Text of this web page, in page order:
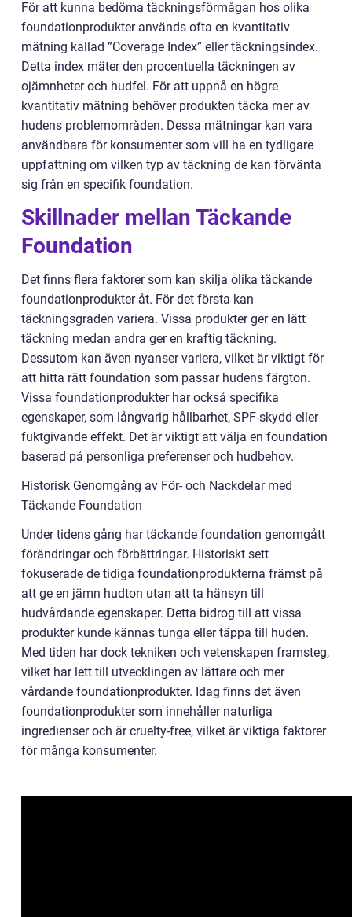
För att kunna bedöma täckningsförmågan hos olika
foundationprodukter används ofta en kvantitativ
mätning kallad ”Coverage Index” eller täckningsindex.
Detta index mäter den procentuella täckningen av
ojämnheter och hudfel. För att uppnå en högre
kvantitativ mätning behöver produkten täcka mer av
hudens problemområden. Dessa mätningar kan vara
användbara för konsumenter som vill ha en tydligare
uppfattning om vilken typ av täckning de kan förvänta
sig från en specifik foundation.
Skillnader mellan Täckande
Foundation
Det finns flera faktorer som kan skilja olika täckande
foundationprodukter åt. För det första kan
täckningsgraden variera. Vissa produkter ger en lätt
täckning medan andra ger en kraftig täckning.
Dessutom kan även nyanser variera, vilket är viktigt för
att hitta rätt foundation som passar hudens färgton.
Vissa foundationprodukter har också specifika
egenskaper, som långvarig hållbarhet, SPF-skydd eller
fuktgivande effekt. Det är viktigt att välja en foundation
baserad på personliga preferenser och hudbehov.
Historisk Genomgång av För- och Nackdelar med
Täckande Foundation
Under tidens gång har täckande foundation genomgått
förändringar och förbättringar. Historiskt sett
fokuserade de tidiga foundationprodukterna främst på
att ge en jämn hudton utan att ta hänsyn till
hudvårdande egenskaper. Detta bidrog till att vissa
produkter kunde kännas tunga eller täppa till huden.
Med tiden har dock tekniken och vetenskapen framsteg,
vilket har lett till utvecklingen av lättare och mer
vårdande foundationprodukter. Idag finns det även
foundationprodukter som innehåller naturliga
ingredienser och är cruelty-free, vilket är viktiga faktorer
för många konsumenter.